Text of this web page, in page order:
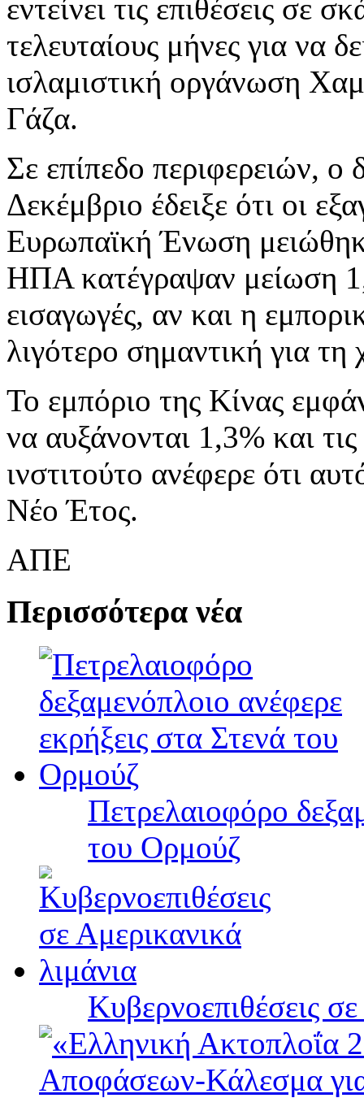
εντείνει τις επιθέσεις σε
τελευταίους μήνες για να
ισλαμιστική οργάνωση
Γάζα.
Σε επίπεδο περιφερειών,
Δεκέμβριο έδειξε ότι οι
Ευρωπαϊκή Ένωση
ΗΠΑ κατέγραψαν μείωση
εισαγωγές, αν και η
λιγότερο σημαντική για τη
Το εμπόριο της Κίνας
να αυξάνονται 1,3% και
ινστιτούτο ανέφερε ότι
Νέο Έτος.
ΑΠΕ
Περισσότερα νέα
Πετρελαιοφόρο
του Ορμούζ
Κυβερνοεπιθέσεις